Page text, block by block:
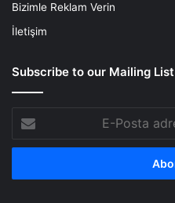
Bizimle Reklam Verin
İletişim
Subscribe to our Mailing List
Posta
adresinizi